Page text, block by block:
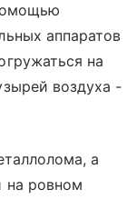
аппаратов
на
воздуха -
а
на ровном